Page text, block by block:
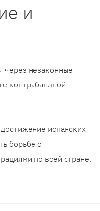
и
через незаконные
контрабандной
испанских
борьбе с
по всей стране.